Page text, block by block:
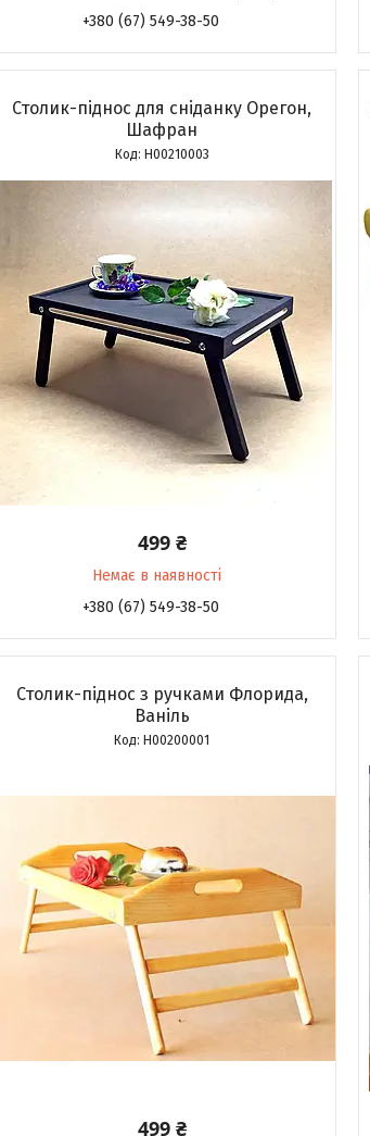
+380 (67) 549-38-50
Столик-піднос для сніданку Орегон,
Шафран
H00210003
499 ₴
Немає в наявності
+380 (67) 549-38-50
Столик-піднос з ручками Флорида,
Ваніль
H00200001
499 ₴